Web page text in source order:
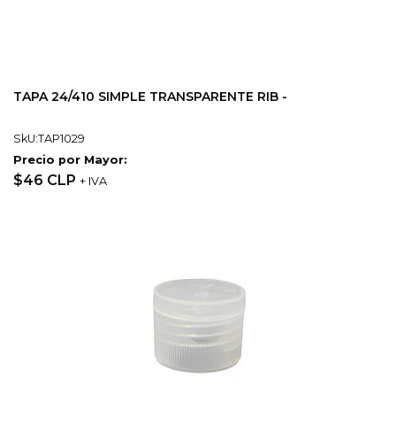
TAPA 24/410 SIMPLE TRANSPARENTE RIB -
SkU:TAP1029
Precio por Mayor:
$46 CLP + IVA